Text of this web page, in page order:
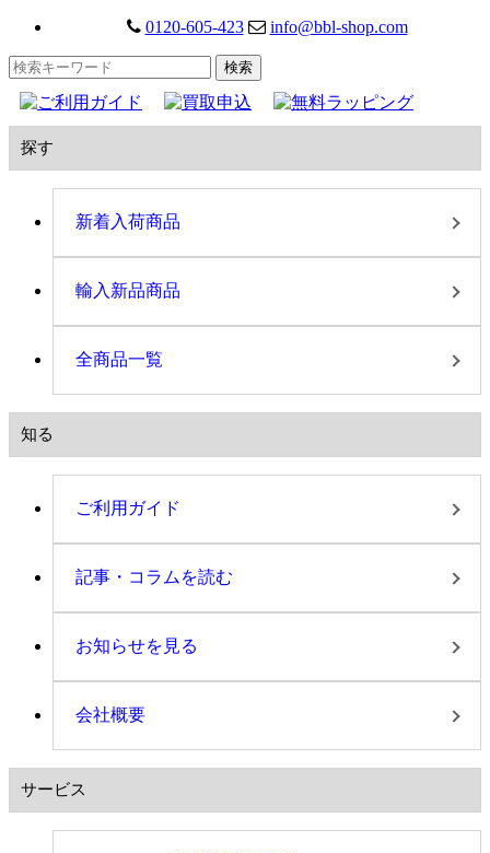
0120-605-423 info@bbl-shop.com
探す
新着入荷商品
輸入新品商品
全商品一覧
知る
ご利用ガイド
記事・コラムを読む
お知らせを見る
会社概要
サービス